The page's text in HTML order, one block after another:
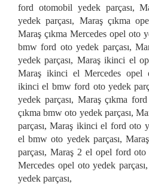
ford otomobil yedek parçası,
yedek parçası, Maraş çıkma
Maraş çıkma Mercedes opel oto
bmw ford oto yedek parçası,
yedek parçası, Maraş ikinci el
Maraş ikinci el Mercedes opel
ikinci el bmw ford oto yedek
yedek parçası, Maraş çıkma
çıkma bmw oto yedek parçası,
parçası, Maraş ikinci el ford oto
el bmw oto yedek parçası,
parçası, Maraş 2 el opel ford
Mercedes opel oto yedek
yedek parçası,